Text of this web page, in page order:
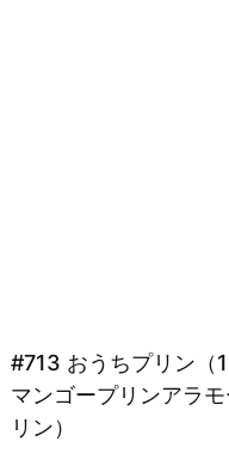
#713 おうちプリン（
マンゴープリンアラ
リン）